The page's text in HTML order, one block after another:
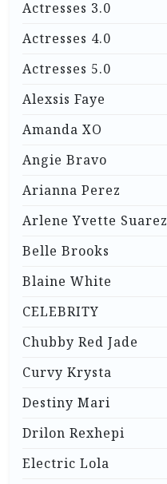
Actresses 3.0
Actresses 4.0
Actresses 5.0
Alexsis Faye
Amanda XO
Angie Bravo
Arianna Perez
Arlene Yvette Suarez
Belle Brooks
Blaine White
CELEBRITY
Chubby Red Jade
Curvy Krysta
Destiny Mari
Drilon Rexhepi
Electric Lola